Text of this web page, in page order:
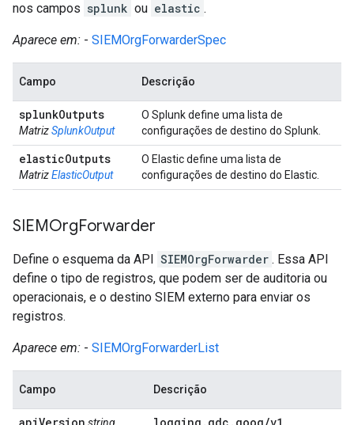
nos campos splunk ou elastic .
Aparece em: - SIEMOrgForwarderSpec
Campo Descrição
splunkOutputs
MatrizSplunkOutput
O Splunk define uma lista de
configurações de destino do Splunk.
elasticOutputs
MatrizElasticOutput
O Elastic define uma lista de
configurações de destino do Elastic.
SIEMOrgForwarder
Define o esquema da API SIEMOrgForwarder . Essa API
define o tipo de registros, que podem ser de auditoria ou
operacionais, e o destino SIEM externo para enviar os
registros.
Aparece em: - SIEMOrgForwarderList
Campo Descrição